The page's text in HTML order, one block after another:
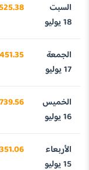
السبت
18 يوليو
الجمعة
17 يوليو
الخميس
16 يوليو
الأربعاء
15 يوليو